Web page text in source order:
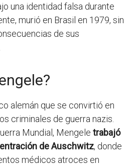
una identidad falsa durante
murió en Brasil en 1979, sin
de sus
alemán que se convirtió en
criminales de guerra nazis.
Mundial, Mengele trabajó
de Auschwitz, donde
médicos atroces en